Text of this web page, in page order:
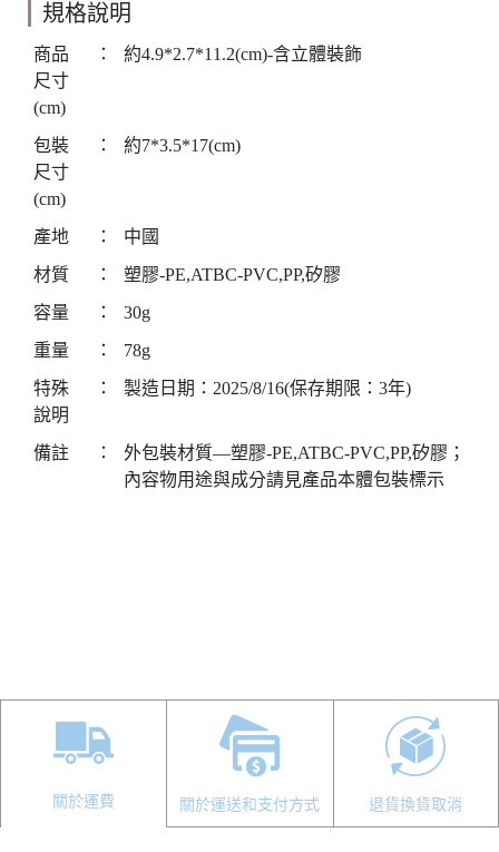
規格說明
商品
尺寸
(cm)
： 約4.9*2.7*11.2(cm)-含立體裝飾
包裝
尺寸
(cm)
： 約7*3.5*17(cm)
產地 ：
中國
材質
：
塑膠-PE,ATBC-PVC,PP,矽膠
容量
：
30g
重量
：
78g
特殊
說明
： 製造日期：2025/8/16(保存期限：3年)
備註 ：
外包裝材質—塑膠-PE,ATBC-PVC,PP,矽膠；
內容物用途與成分請見產品本體包裝標示
關於運費 關於運送和支付方式 退貨換貨取消